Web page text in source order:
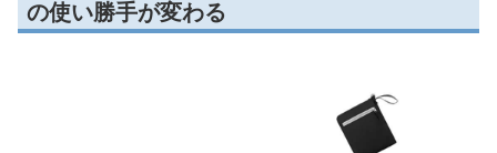
の使い勝手が変わる